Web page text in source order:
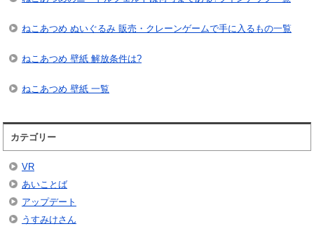
ねこあつめ ぬいぐるみ 販売・クレーンゲームで手に入るもの一覧
ねこあつめ 壁紙 解放条件は?
ねこあつめ 壁紙 一覧
カテゴリー
VR
あいことば
アップデート
うすみけさん